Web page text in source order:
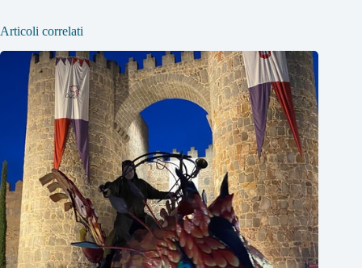
Articoli correlati